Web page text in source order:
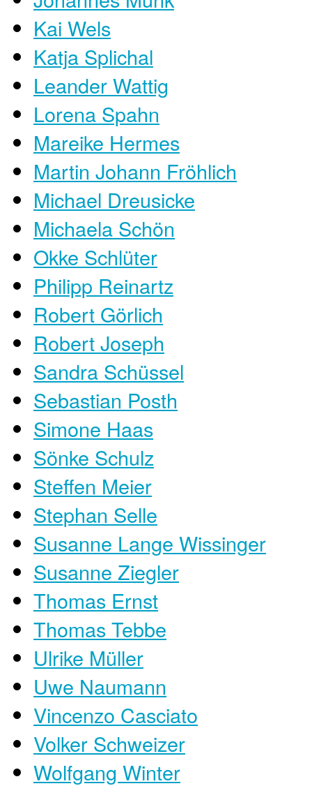
Kai Wels
Katja Splichal
Leander Wattig
Lorena Spahn
Mareike Hermes
Martin Johann Fröhlich
Michael Dreusicke
Michaela Schön
Okke Schlüter
Philipp Reinartz
Robert Görlich
Robert Joseph
Sandra Schüssel
Sebastian Posth
Simone Haas
Sönke Schulz
Steffen Meier
Stephan Selle
Susanne Lange Wissinger
Susanne Ziegler
Thomas Ernst
Thomas Tebbe
Ulrike Müller
Uwe Naumann
Vincenzo Casciato
Volker Schweizer
Wolfgang Winter